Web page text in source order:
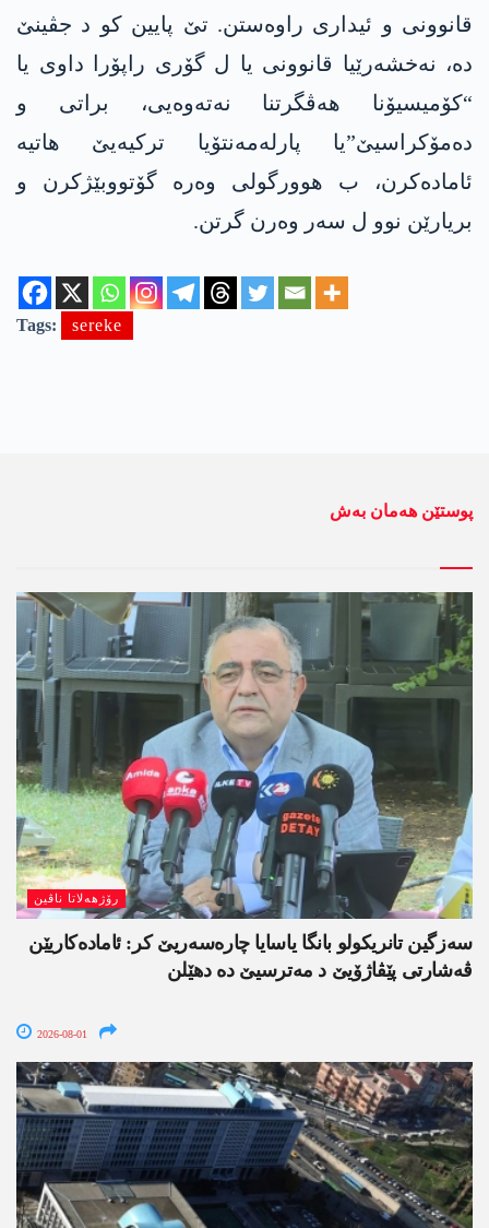
قانوونی و ئیداری راوەستن. تێ پایین کو د جڤینێ
دە، نەخشەرێیا قانوونی یا ل گۆری راپۆرا داوی یا
“کۆمیسیۆنا ھەڤگرتنا نەتەوەیی، براتی و
دەمۆکراسیێ”یا پارلەمەنتۆیا ترکیەیێ ھاتیە
ئامادەکرن، ب ھوورگولی وەرە گۆتووبێژکرن و
بریارێن نوو ل سەر وەرن گرتن.
Tags: sereke
پوستێن ھەمان بەش
رۆژھەلاتا ناڤین
سەزگین تانریکولو بانگا یاسایا چارەسەریێ کر: ئامادەکاریێن
ڤەشارتی پێڤاژۆیێ د مەترسیێ دە دھێلن
2026-08-01